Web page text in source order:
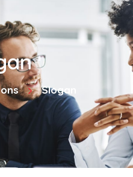
Slogan